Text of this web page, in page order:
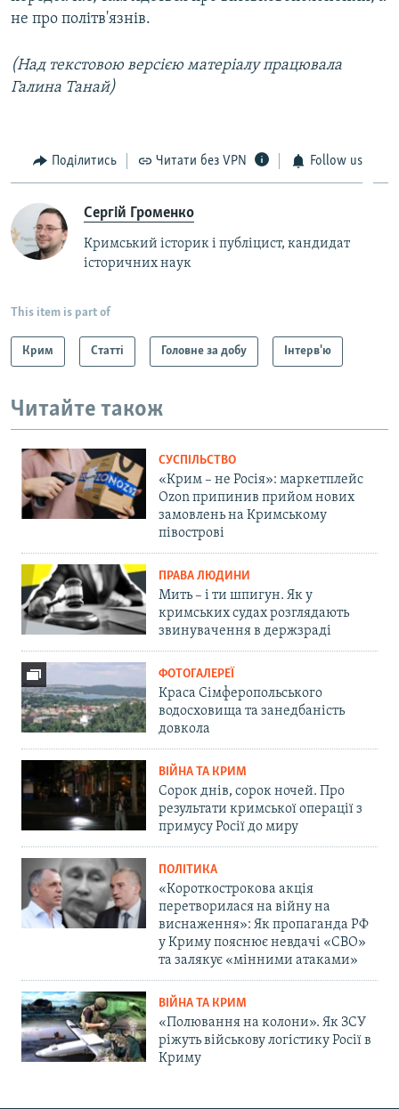
не про політв'язнів.
(Над текстовою версією матеріалу працювала
Галина Танай)
Поділитись Читати без VPN Follow us
Сергій Громенко
Кримський історик і публіцист, кандидат
історичних наук
This item is part of
Крим Статті Головне за добу Інтерв'ю
Читайте також
СУСПІЛЬСТВО
«Крим – не Росія»: маркетплейс
Ozon припинив прийом нових
замовлень на Кримському
півострові
ПРАВА ЛЮДИНИ
Мить – і ти шпигун. Як у
кримських судах розглядають
звинувачення в держзраді
ФОТОГАЛЕРЕЇ
Краса Сімферопольського
водосховища та занедбаність
довкола
ВІЙНА ТА КРИМ
Сорок днів, сорок ночей. Про
результати кримської операції з
примусу Росії до миру
ПОЛІТИКА
«Короткострокова акція
перетворилася на війну на
виснаження»: Як пропаганда РФ
у Криму пояснює невдачі «СВО»
та залякує «мінними атаками»
ВІЙНА ТА КРИМ
«Полювання на колони». Як ЗСУ
ріжуть військову логістику Росії в
Криму